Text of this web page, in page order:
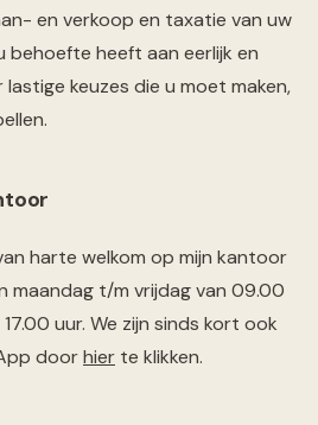
en verkoop en taxatie van uw
behoefte heeft aan eerlijk en
keuzes die u moet maken,
harte welkom op mijn kantoor
maandag t/m vrijdag van 09.00
uur. We zijn sinds kort ook
doorhier te klikken.